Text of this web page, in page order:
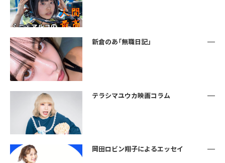
新倉のあ「無職日記」
テラシマユウカ映画コラム
岡田ロビン翔子によるエッセイ